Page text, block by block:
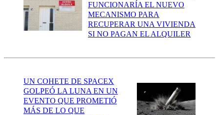
FUNCIONARÍA EL NUEVO
MECANISMO PARA
RECUPERAR UNA VIVIENDA
SI NO PAGAN EL ALQUILER
UN COHETE DE SPACEX
GOLPEÓ LA LUNA EN UN
EVENTO QUE PROMETIÓ
MÁS DE LO QUE